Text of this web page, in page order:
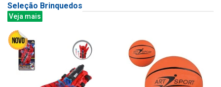
Seleção Brinquedos
Veja mais